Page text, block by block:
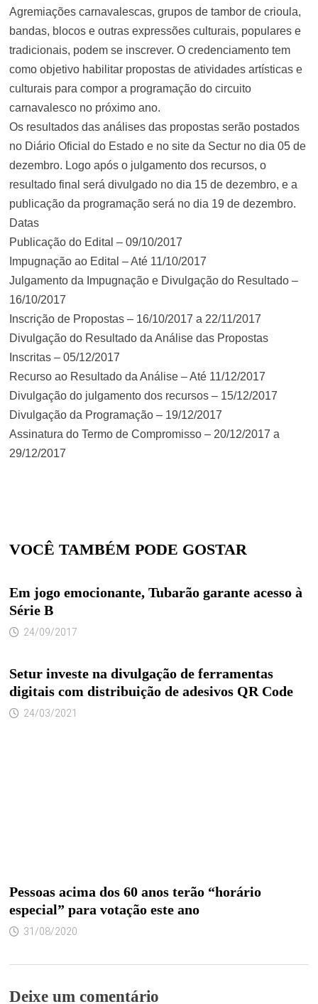
Agremiações carnavalescas, grupos de tambor de crioula,
bandas, blocos e outras expressões culturais, populares e
tradicionais, podem se inscrever. O credenciamento tem
como objetivo habilitar propostas de atividades artísticas e
culturais para compor a programação do circuito
carnavalesco no próximo ano.
Os resultados das análises das propostas serão postados
no Diário Oficial do Estado e no site da Sectur no dia 05 de
dezembro. Logo após o julgamento dos recursos, o
resultado final será divulgado no dia 15 de dezembro, e a
publicação da programação será no dia 19 de dezembro.
Datas
Publicação do Edital – 09/10/2017
Impugnação ao Edital – Até 11/10/2017
Julgamento da Impugnação e Divulgação do Resultado –
16/10/2017
Inscrição de Propostas – 16/10/2017 a 22/11/2017
Divulgação do Resultado da Análise das Propostas
Inscritas – 05/12/2017
Recurso ao Resultado da Análise – Até 11/12/2017
Divulgação do julgamento dos recursos – 15/12/2017
Divulgação da Programação – 19/12/2017
Assinatura do Termo de Compromisso – 20/12/2017 a
29/12/2017
VOCÊ TAMBÉM PODE GOSTAR
Em jogo emocionante, Tubarão garante acesso à
Série B
24/09/2017
Setur investe na divulgação de ferramentas
digitais com distribuição de adesivos QR Code
24/03/2021
Pessoas acima dos 60 anos terão “horário
especial” para votação este ano
31/08/2020
Deixe um comentário